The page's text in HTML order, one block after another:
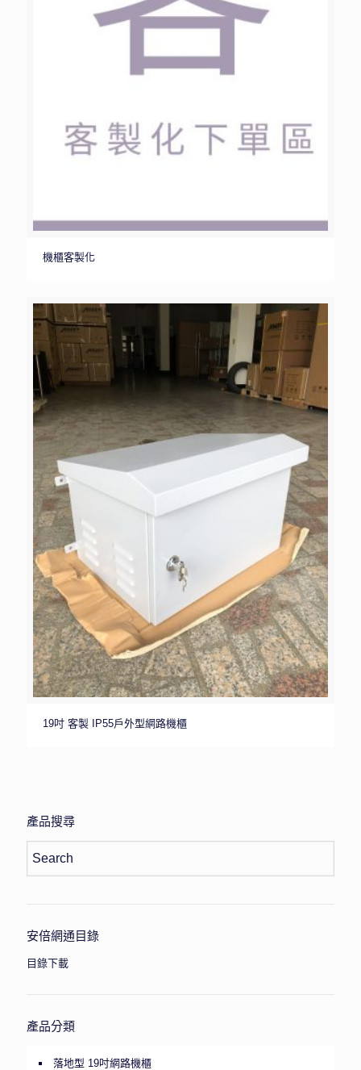
機櫃客製化
19吋 客製 IP55戶外型網路機櫃
產品搜尋
安倍網通目錄
目錄下載
產品分類
落地型 19吋網路機櫃